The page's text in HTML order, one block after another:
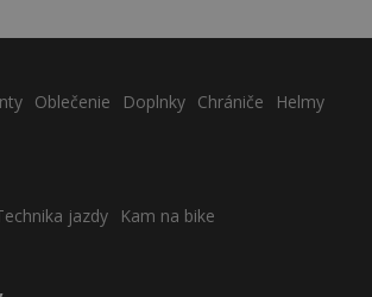
Oblečenie Doplnky Chrániče
Helmy
jazdy
Kam na bike